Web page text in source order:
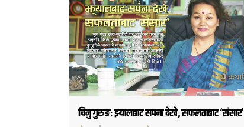
चिनु गुरुङः झ्यालबाट सपना देखे, सफलताबाट ‘संसार’